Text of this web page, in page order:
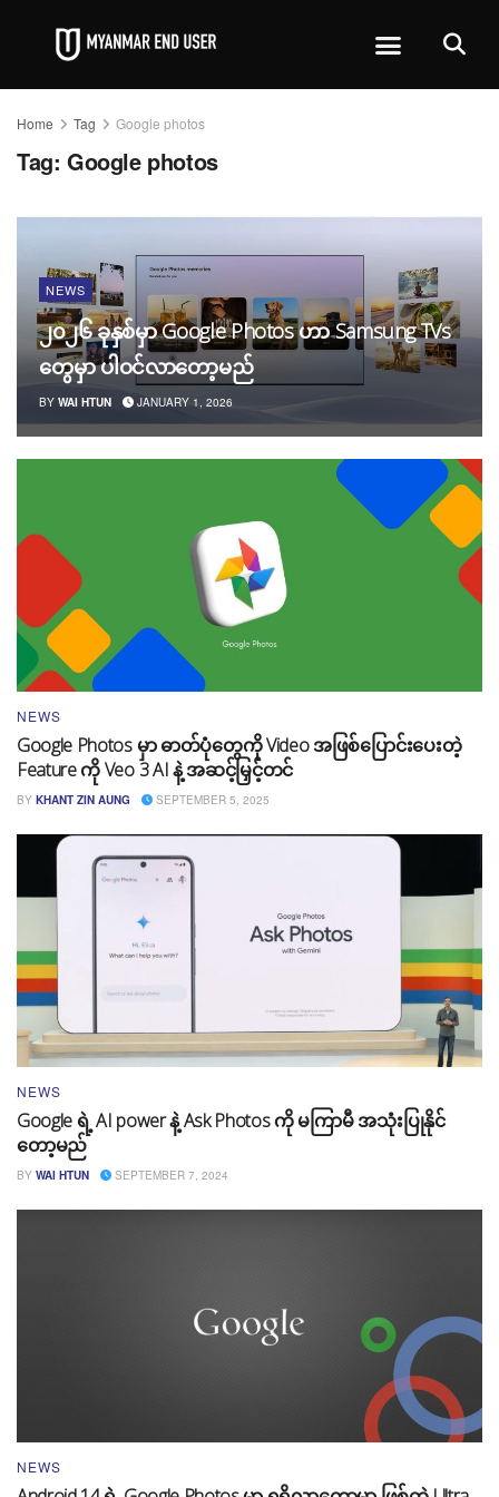
Home Tag Google photos
Tag: Google photos
NEWS
၂၀၂၆ ခုနှစ်မှာ Google Photos ဟာ Samsung TVs
တွေမှာ ပါဝင်လာတော့မည်
BY WAI HTUN JANUARY 1, 2026
NEWS
Google Photos မှာ ဓာတ်ပုံတွေကို Video အဖြစ်ပြောင်းပေးတဲ့
Feature ကို Veo 3 AI နဲ့ အဆင့်မြှင့်တင်
BY KHANT ZIN AUNG SEPTEMBER 5, 2025
NEWS
Google ရဲ့ AI power နဲ့ Ask Photos ကို မကြာမီ အသုံးပြုနိုင်
တော့မည်
BY WAI HTUN SEPTEMBER 7, 2024
NEWS